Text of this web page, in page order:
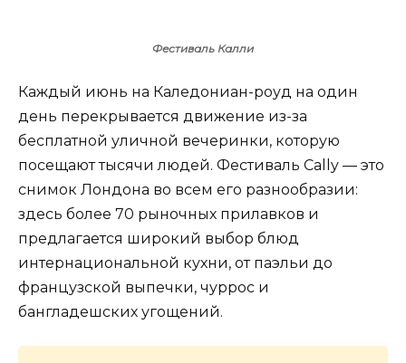
Фестиваль Калли
Каждый июнь на Каледониан-роуд на один
день перекрывается движение из-за
бесплатной уличной вечеринки, которую
посещают тысячи людей. Фестиваль Cally — это
снимок Лондона во всем его разнообразии:
здесь более 70 рыночных прилавков и
предлагается широкий выбор блюд
интернациональной кухни, от паэльи до
французской выпечки, чуррос и
бангладешских угощений.